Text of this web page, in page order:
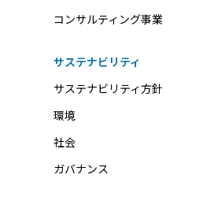
コンサルティング事業
サステナビリティ
サステナビリティ方針
環境
社会
ガバナンス